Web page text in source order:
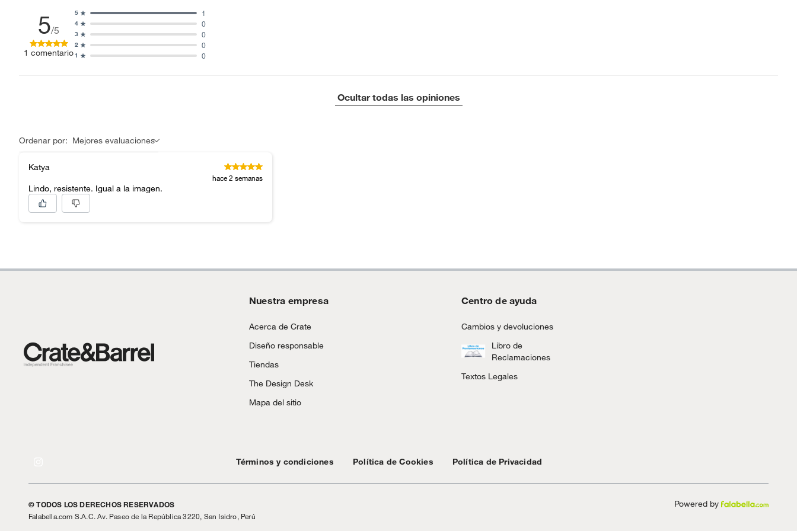
Motocicletas y bicicletas motorizadas.
Licores y cigarros electrónicos.
5/5
1 comentario1 0
2 0
3 0
4 0
5 1
Ocultar todas las opiniones
Ordenar por: Mejores evaluaciones
Katya
hace 2 semanas
Lindo, resistente. Igual a la imagen.
Nuestra empresa
Acerca de Crate
Diseño responsable
Tiendas
The Design Desk
Mapa del sitio
Centro de ayuda
Cambios y devoluciones
Libro de
Reclamaciones
Textos Legales
Términos y condiciones Política de Cookies Política de Privacidad
© TODOS LOS DERECHOS RESERVADOS
Falabella.com S.A.C. Av. Paseo de la República 3220, San Isidro, Perú
Powered by